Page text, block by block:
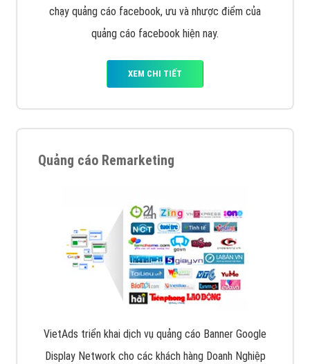
chạy quảng cáo facebook, ưu và nhược điểm của
quảng cáo facebook hiện nay.
XEM CHI TIẾT
Quảng cáo Remarketing
VietAds triển khai dịch vụ quảng cáo Banner Google
Display Network cho các khách hàng Doanh Nghiệp